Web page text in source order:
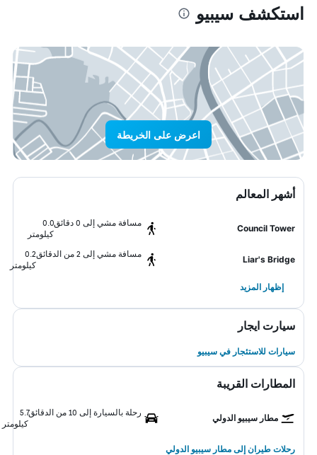
استكشف سيبيو
اعرض على الخريطة
أشهر المعالم
Council Tower
مسافة مشي إلى 0 دقائق
0.0
كيلومتر
Liar's Bridge
مسافة مشي إلى 2 من الدقائق
0.2
كيلومتر
إظهار المزيد
سيارت ايجار
سيارات للاستئجار في سيبيو
المطارات القريبة
مطار سيبيو الدولي
رحلة بالسيارة إلى 10 من الدقائق
5.7
كيلومتر
رحلات طيران إلى مطار سيبيو الدولي